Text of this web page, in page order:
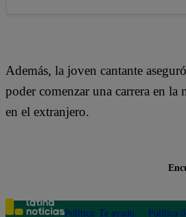
Además, la joven cantante
poder comenzar una carrera en
en el extranjero.
Política Te ayudo Política